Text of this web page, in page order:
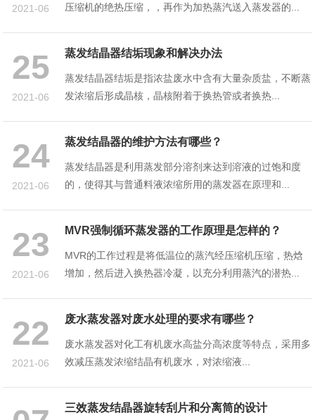
2021-06
压缩机的绝热压缩，，再作为加热蒸汽送入蒸发器的...
25
2021-06
蒸发结晶器结垢现象和解决办法
蒸发结晶器结垢是指浓盐废水中含有大量杂质盐，不断蒸
发浓缩后形成晶核，晶核附着于换热管或者换热...
24
2021-06
蒸发结晶器的维护方法有哪些？
蒸发结晶器是利用蒸发部分溶剂来达到溶液的过饱和度
的，使得其与普通料液浓缩所用的蒸发器在原理和...
23
2021-06
MVR强制循环蒸发器的工作原理是怎样的？
MVR的工作过程是将低温位的蒸汽经压缩机压缩，热焓
增加，然后进入换热器冷凝，以充分利用蒸汽的潜热...
22
2021-06
​废水蒸发器对废水处理的要求有哪些？
废水蒸发器对化工有机废水高盐分高浓度等特点，采用多
效减压蒸发浓缩结晶有机废水，对浓缩液...
三效蒸发结晶器旋转刮片和分离筒的设计